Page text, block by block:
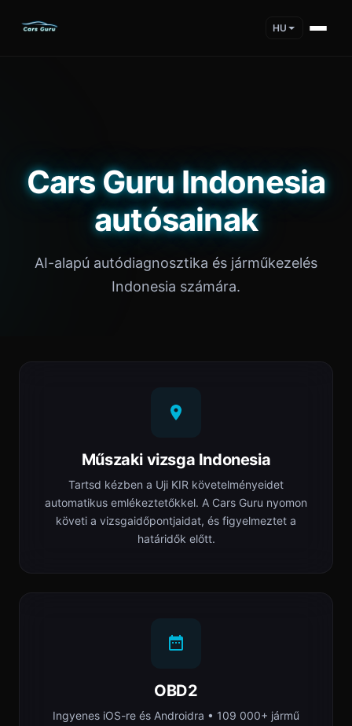
HU
Cars Guru Indonesia
autósainak
AI-alapú autódiagnosztika és járműkezelés
Indonesia számára.
Műszaki vizsga Indonesia
Tartsd kézben a Uji KIR követelményeidet
automatikus emlékeztetőkkel. A Cars Guru nyomon
követi a vizsgaidőpontjaidat, és figyelmeztet a
határidők előtt.
OBD2
Ingyenes iOS-re és Androidra • 109 000+ jármű